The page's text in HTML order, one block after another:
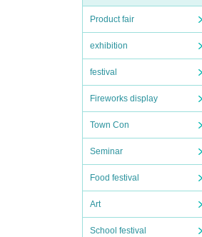
Product fair
exhibition
festival
Fireworks display
Town Con
Seminar
Food festival
Art
School festival